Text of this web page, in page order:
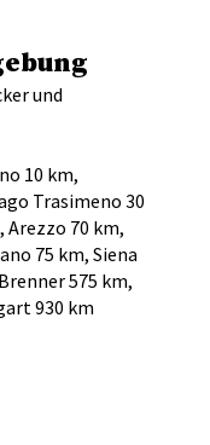
und
10 km,
Trasimeno 30
Arezzo 70 km,
75 km, Siena
575 km,
930 km